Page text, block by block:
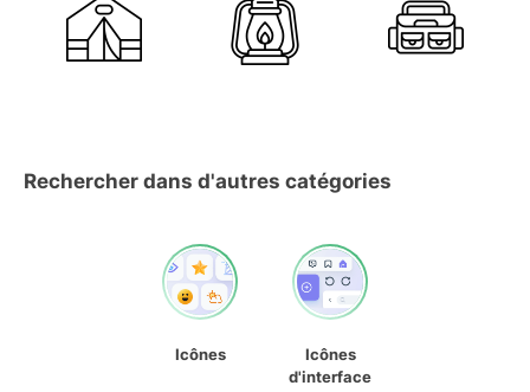
Rechercher dans d'autres catégories
Icônes
Icônes
d'interface